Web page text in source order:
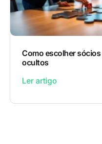
Como escolher
ocultos
Ler artigo